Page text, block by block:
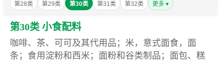
第28类 第29类 第30类 第31类 第32类 更多 ▾
第30类 小食配料
咖啡、茶、可可及其代用品；米，意式面食，面
条；食用淀粉和西米；面粉和谷类制品；面包、糕